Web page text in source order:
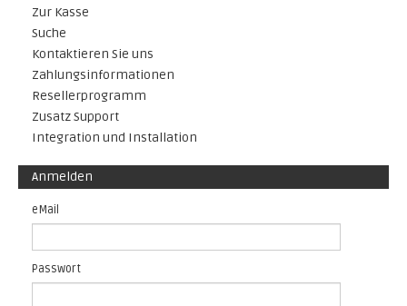
Zur Kasse
Suche
Kontaktieren Sie uns
Zahlungsinformationen
Resellerprogramm
Zusatz Support
Integration und Installation
Anmelden
eMail
Passwort